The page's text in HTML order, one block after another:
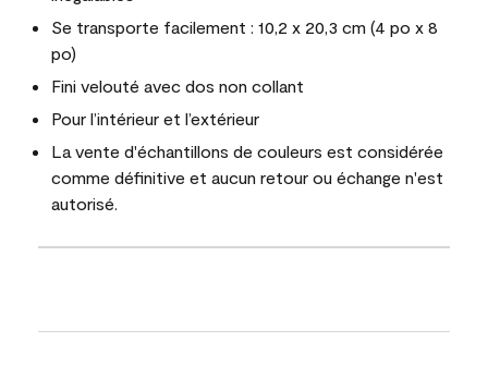
Se transporte facilement : 10,2 x 20,3 cm (4 po x 8
po)
Fini velouté avec dos non collant
Pour l’intérieur et l’extérieur
La vente d'échantillons de couleurs est considérée
comme définitive et aucun retour ou échange n'est
autorisé.